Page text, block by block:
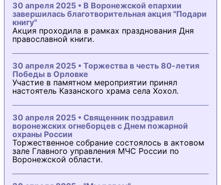
30 апреля 2025 • В Воронежской епархии
завершилась благотворительная акция "Подари
книгу"
Акция проходила в рамках празднования Дня
православной книги.
30 апреля 2025 • Торжества в честь 80-летия
Победы в Орловке
Участие в памятном мероприятии принял
настоятель Казанского храма села Хохол.
30 апреля 2025 • Священник поздравил
воронежских огнеборцев с Днем пожарной
охраны России
Торжественное собрание состоялось в актовом
зале Главного управления МЧС России по
Воронежской области.